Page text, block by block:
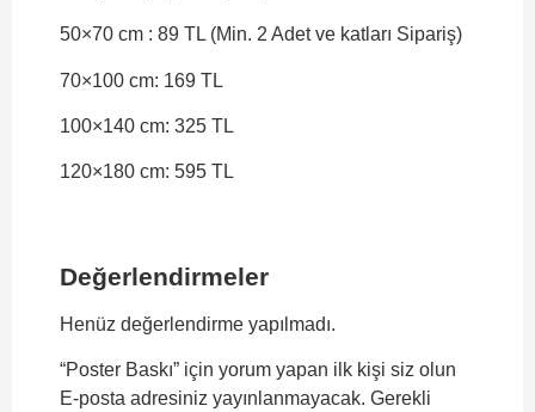
50×70 cm : 89 TL (Min. 2 Adet ve katları Sipariş)
70×100 cm: 169 TL
100×140 cm: 325 TL
120×180 cm: 595 TL
Değerlendirmeler
Henüz değerlendirme yapılmadı.
“Poster Baskı” için yorum yapan ilk kişi siz olun
E-posta adresiniz yayınlanmayacak. Gerekli